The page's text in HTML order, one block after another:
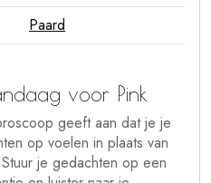
Paard
voor Pink
geeft aan dat je je
op voelen in plaats van
je gedachten op een